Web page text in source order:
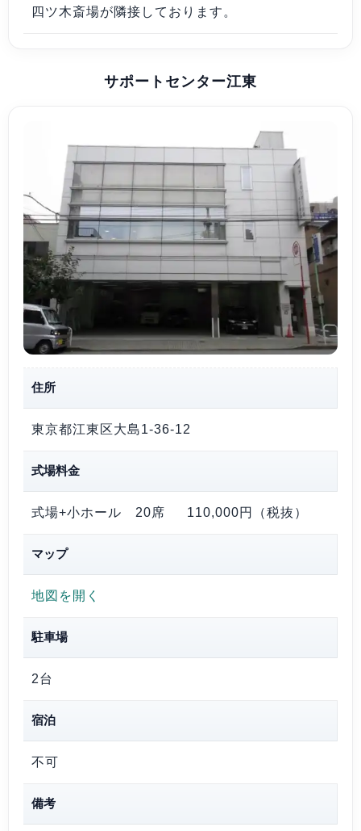
四ツ木斎場が隣接しております。
サポートセンター江東
住所
東京都江東区大島1-36-12
式場料金
式場+小ホール 20席 110,000円（税抜）
マップ
地図を開く
駐車場
2台
宿泊
不可
備考